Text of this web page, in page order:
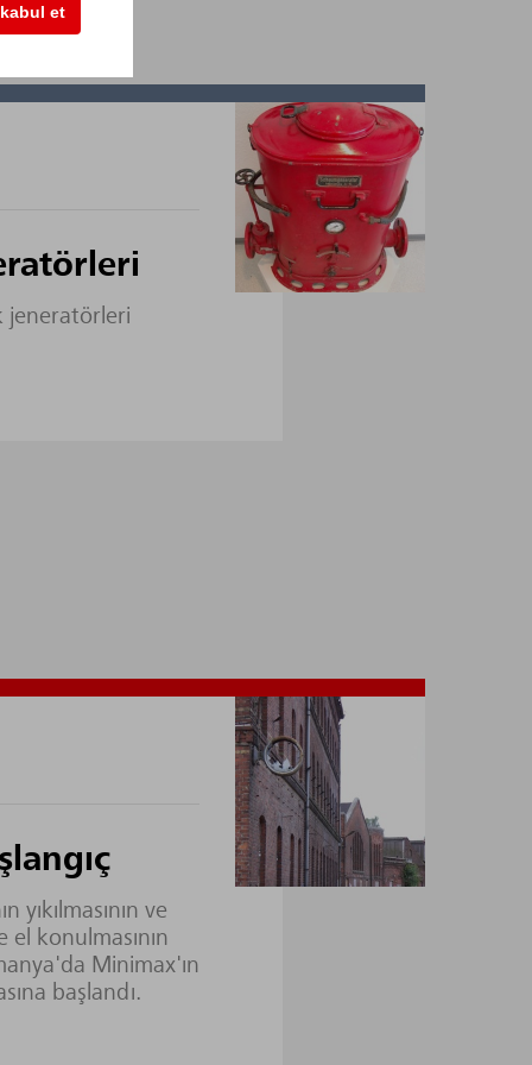
et
jeneratörleri
yıkılmasının ve
konulmasının
Minimax'ın
başlandı.